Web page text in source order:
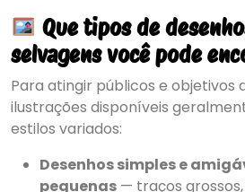
Que tipos de
selvagens você pode
Para atingir públicos e objetivos
ilustrações disponíveis
estilos variados:
Desenhos simples e
pequenas — traços